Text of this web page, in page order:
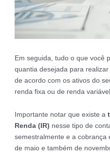
Em seguida, tudo o que você
quantia desejada para
de acordo com os ativos do
renda fixa ou de renda
Importante notar que existe a
Renda (IR) nesse tipo de
semestralmente e a cobrança
de maio e também de